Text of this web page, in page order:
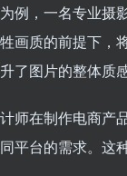
例，一名专业摄
画质的前提下，
了图片的整体质感
师在制作电商产
平台的需求。这